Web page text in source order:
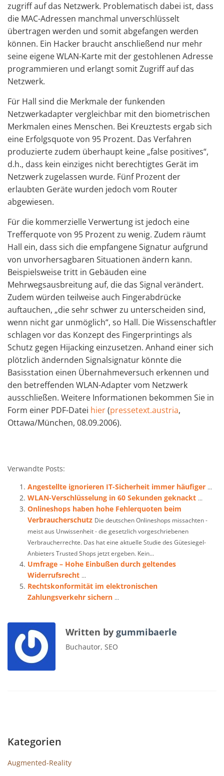
zugriff auf das Netzwerk. Problematisch dabei ist, dass
die MAC-Adressen manchmal unverschlüsselt
übertragen werden und somit abgefangen werden
können. Ein Hacker braucht anschließend nur mehr
seine eigene WLAN-Karte mit der gestohlenen Adresse
programmieren und erlangt somit Zugriff auf das
Netzwerk.
Für Hall sind die Merkmale der funkenden
Netzwerkadapter vergleichbar mit den biometrischen
Merkmalen eines Menschen. Bei Kreuztests ergab sich
eine Erfolgsquote von 95 Prozent. Das Verfahren
produzierte zudem überhaupt keine „false positives“,
d.h., dass kein einziges nicht berechtigtes Gerät im
Netzwerk zugelassen wurde. Fünf Prozent der
erlaubten Geräte wurden jedoch vom Router
abgewiesen.
Für die kommerzielle Verwertung ist jedoch eine
Trefferquote von 95 Prozent zu wenig. Zudem räumt
Hall ein, dass sich die empfangene Signatur aufgrund
von unvorhersagbaren Situationen ändern kann.
Beispielsweise tritt in Gebäuden eine
Mehrwegsausbreitung auf, die das Signal verändert.
Zudem würden teilweise auch Fingerabdrücke
auftauchen, „die sehr schwer zu unterscheiden sind,
wenn nicht gar unmöglich“, so Hall. Die Wissenschaftler
schlagen vor das Konzept des Fingerprintings als
Schutz gegen Hijacking einzusetzen. Anhand einer sich
plötzlich ändernden Signalsignatur könnte die
Basisstation einen Übernahmeversuch erkennen und
den betreffenden WLAN-Adapter vom Netzwerk
ausschließen. Weitere Informationen bekommen Sie in
Form einer PDF-Datei hier(pressetext.austria,
Ottawa/München, 08.09.2006).
Verwandte Posts:
Angestellte ignorieren IT-Sicherheit immer häufiger ...
WLAN-Verschlüsselung in 60 Sekunden geknackt ...
Onlineshops haben hohe Fehlerquoten beim
Verbraucherschutz Die deutschen Onlineshops missachten -
meist aus Unwissenheit - die gesetzlich vorgeschriebenen
Verbraucherrechte. Das hat eine aktuelle Studie des Gütesiegel-
Anbieters Trusted Shops jetzt ergeben. Kein...
Umfrage – Hohe Einbußen durch geltendes
Widerrufsrecht ...
Rechtskonformität im elektronischen
Zahlungsverkehr sichern ...
Written by gummibaerle
Buchautor, SEO
Kategorien
Augmented-Reality